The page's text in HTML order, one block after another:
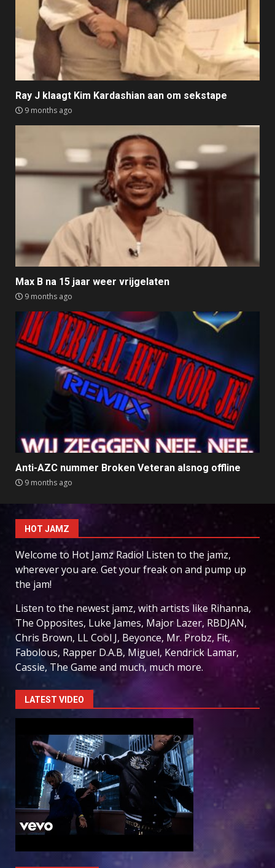
Ray J klaagt Kim Kardashian aan om sekstape
9 months ago
Max B na 15 jaar weer vrijgelaten
9 months ago
Anti-AZC nummer Broken Veteran alsnog offline
9 months ago
HOT JAMZ
Welcome to Hot Jamz Radio! Listen to the jamz,
wherever you are. Get your freak on and pump up
the jam!
Listen to the newest jamz, with artists like Rihanna,
The Opposites, Luke James, Major Lazer, RBDJAN,
Chris Brown, LL Cool J, Beyonce, Mr. Probz, Fit,
Fabolous, Rapper D.A.B, Miguel, Kendrick Lamar,
Cassie, The Game and much, much more.
LATEST VIDEO